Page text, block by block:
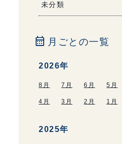
未分類
calendar_month 月ごとの一覧
2026年
8月 7月 6月 5月
4月 3月 2月 1月
2025年